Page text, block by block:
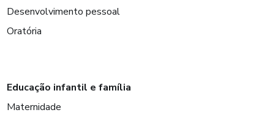
Desenvolvimento pessoal
Oratória
Educação infantil e família
Maternidade